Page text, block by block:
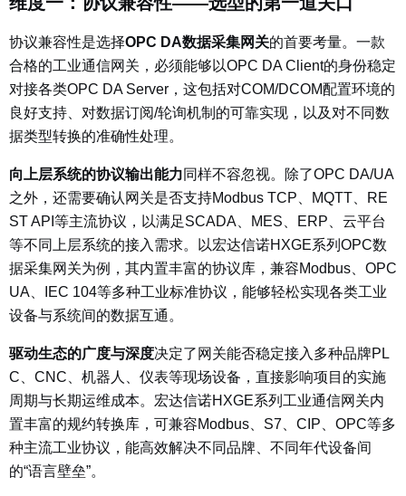
协议兼容性是选择OPC DA数据采集网关的首要考量。一款
合格的工业通信网关，必须能够以OPC DA Client的身份稳定
对接各类OPC DA Server，这包括对COM/DCOM配置环境的
良好支持、对数据订阅/轮询机制的可靠实现，以及对不同数
据类型转换的准确性处理。
向上层系统的协议输出能力同样不容忽视。除了OPC DA/UA
之外，还需要确认网关是否支持Modbus TCP、MQTT、RE
ST API等主流协议，以满足SCADA、MES、ERP、云平台
等不同上层系统的接入需求。以宏达信诺HXGE系列OPC数
据采集网关为例，其内置丰富的协议库，兼容Modbus、OPC
UA、IEC 104等多种工业标准协议，能够轻松实现各类工业
设备与系统间的数据互通。
驱动生态的广度与深度决定了网关能否稳定接入多种品牌PL
C、CNC、机器人、仪表等现场设备，直接影响项目的实施
周期与长期运维成本。宏达信诺HXGE系列工业通信网关内
置丰富的规约转换库，可兼容Modbus、S7、CIP、OPC等多
种主流工业协议，能高效解决不同品牌、不同年代设备间
的“语言壁垒”。